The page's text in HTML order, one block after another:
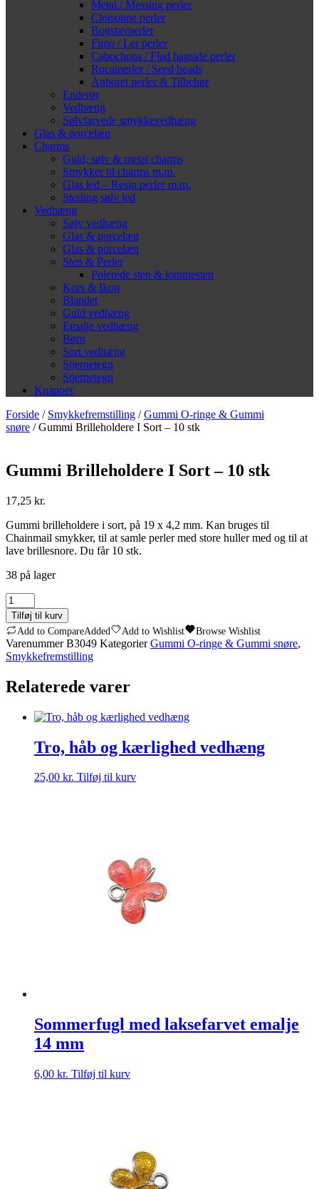
Metal / Messing perler
Cloisonne perler
Bogstavperler
Fimo / Ler perler
Cabochons / Flad bagside perler
Rocaiperler / Seed beads
Anboret perler & Tilbehør
Enderør
Vedhæng
Sølvfarvede smykkevedhæng
Glas & porcelæn
Charms
Guld, sølv & metal charms
Smykker til charms m.m.
Glas led – Resin perler m.m.
Sterling sølv led
Vedhæng
Sølv vedhæng
Glas & porcelæn
Glas & porcelæn
Sten & Perler
Polerede sten & lommesten
Kors & Ikon
Blandet
Guld vedhæng
Emalje vedhæng
Børn
Sort vedhæng
Stjernetegn
Stjernetegn
Knapper
Forside / Smykkefremstilling /Gummi O-ringe & Gummi
snøre / Gummi Brilleholdere I Sort – 10 stk
Gummi Brilleholdere I Sort – 10 stk
17,25 kr.
Gummi brilleholdere i sort, på 19 x 4,2 mm. Kan bruges til
Chainmail smykker, til at samle perler med store huller med og til at
lave brillesnore. Du får 10 stk.
38 på lager
Gummi
Brilleholdere
I
Sort
-
10
antal
Tilføj til kurv
Add to CompareAdded Add to Wishlist Browse Wishlist
VarenummerB3049 Kategorier Gummi O-ringe & Gummi snøre,
Smykkefremstilling
Relaterede varer
Tro, håb og kærlighed vedhæng
25,00 kr. Tilføj til kurv
Sommerfugl med laksefarvet emalje
14 mm
6,00 kr. Tilføj til kurv